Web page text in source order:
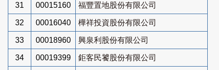
31 00015160 福豐置地股份有限公司
32 00016040 樺祥投資股份有限公司
33 00018960 興泉利股份有限公司
34 00019399 鉅客民饕股份有限公司